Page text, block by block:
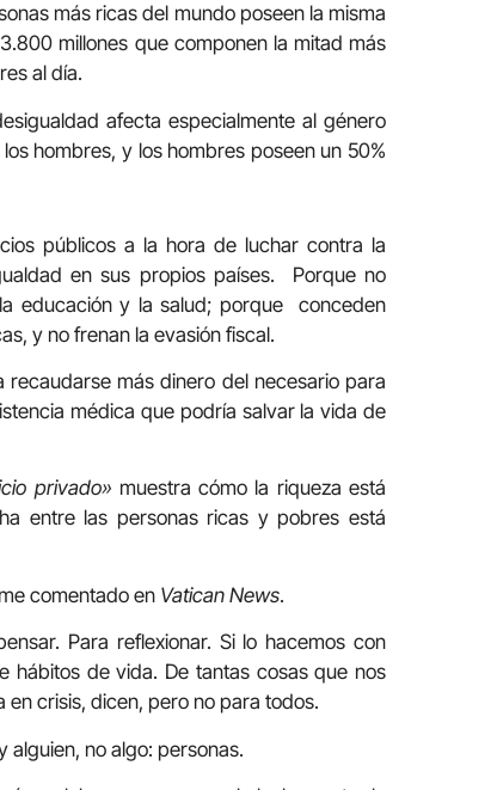
más ricas del mundo poseen la misma
millones que componen la mitad más
al día.
afecta especialmente al género
hombres, y los hombres poseen un 50%
públicos a la hora de luchar contra la
en sus propios países. Porque no
educación y la salud; porque conceden
y no frenan la evasión fiscal.
recaudarse más dinero del necesario para
médica que podría salvar la vida de
privado» muestra cómo la riqueza está
entre las personas ricas y pobres está
comentado en Vatican News.
Para reflexionar. Si lo hacemos con
hábitos de vida. De tantas cosas que nos
crisis, dicen, pero no para todos.
alguien, no algo: personas.